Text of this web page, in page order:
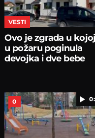
VESTI
Ovo je zgrada u
u požaru poginula
devojka i dve bebe
0